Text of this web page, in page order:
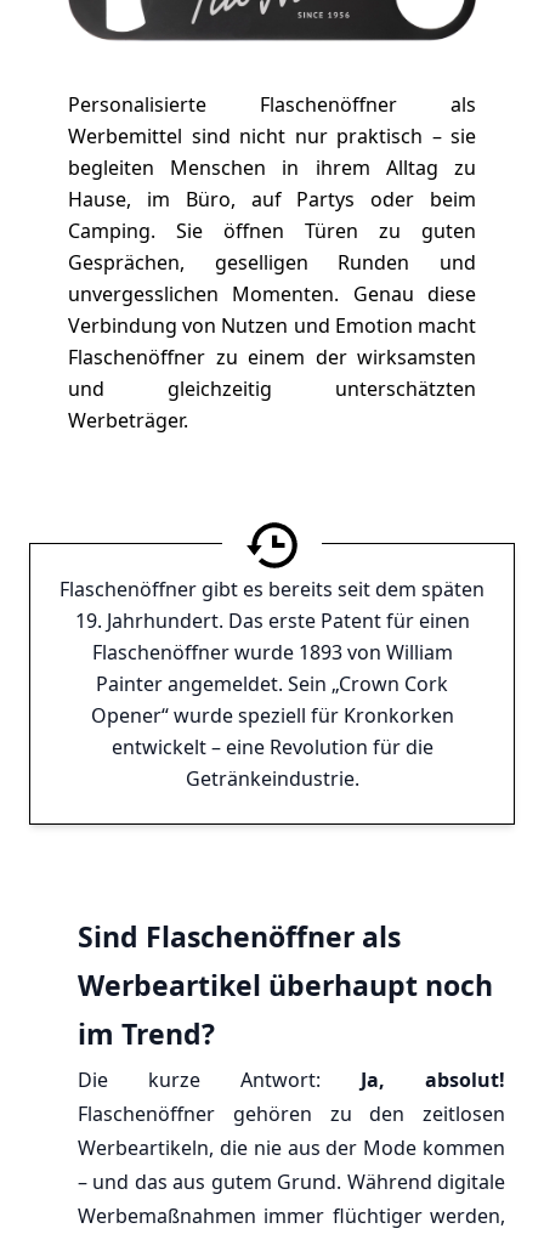
Personalisierte Flaschenöffner als
Werbemittel sind nicht nur praktisch – sie
begleiten Menschen in ihrem Alltag zu
Hause, im Büro, auf Partys oder beim
Camping. Sie öffnen Türen zu guten
Gesprächen, geselligen Runden und
unvergesslichen Momenten. Genau diese
Verbindung von Nutzen und Emotion macht
Flaschenöffner zu einem der wirksamsten
und gleichzeitig unterschätzten
Werbeträger.
Flaschenöffner gibt es bereits seit dem späten
19. Jahrhundert. Das erste Patent für einen
Flaschenöffner wurde 1893 von William
Painter angemeldet. Sein „Crown Cork
Opener“ wurde speziell für Kronkorken
entwickelt – eine Revolution für die
Getränkeindustrie.
Sind Flaschenöffner als
Werbeartikel überhaupt noch
im Trend?
Die kurze Antwort: Ja, absolut!
Flaschenöffner gehören zu den zeitlosen
Werbeartikeln, die nie aus der Mode kommen
– und das aus gutem Grund. Während digitale
Werbemaßnahmen immer flüchtiger werden,